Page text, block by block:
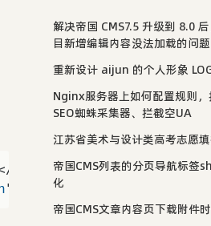
script>
" />
解决帝国 CMS7.5 升级到 8.0
目新增编辑内容没法加载的问题
重新设计 aijun 的个人形象
Nginx服务器上如何配置规则
SEO蜘蛛采集器、拦截空UA
江苏省美术与设计类高考志愿
帝国CMS列表的分页导航标签
化
帝国CMS文章内容页下载附件